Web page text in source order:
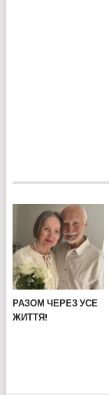
РАЗОМ ЧЕРЕЗ УСЕ
ЖИТТЯ!